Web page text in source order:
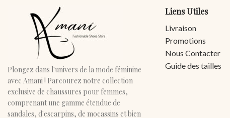
Plongez dans l'univers de la mode féminine
avec Amani ! Parcourez notre collection
exclusive de chaussures pour femmes,
comprenant une gamme étendue de
sandales, d'escarpins, de mocassins et bien
Liens Utiles
Livraison
Promotions
Nous Contacter
Guide des tailles